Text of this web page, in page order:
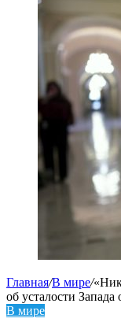
Главная/В мире/
об усталости
В мире